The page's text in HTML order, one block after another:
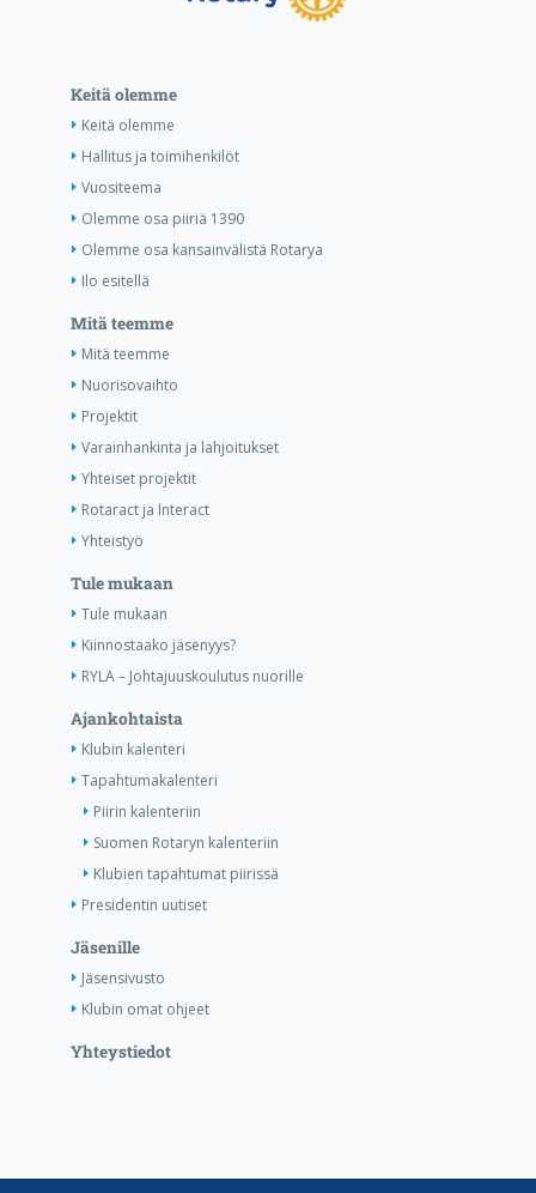
Keitä olemme
Keitä olemme
Hallitus ja toimihenkilöt
Vuositeema
Olemme osa piiriä 1390
Olemme osa kansainvälistä Rotarya
Ilo esitellä
Mitä teemme
Mitä teemme
Nuorisovaihto
Projektit
Varainhankinta ja lahjoitukset
Yhteiset projektit
Rotaract ja Interact
Yhteistyö
Tule mukaan
Tule mukaan
Kiinnostaako jäsenyys?
RYLA – Johtajuuskoulutus nuorille
Ajankohtaista
Klubin kalenteri
Tapahtumakalenteri
Piirin kalenteriin
Suomen Rotaryn kalenteriin
Klubien tapahtumat piirissä
Presidentin uutiset
Jäsenille
Jäsensivusto
Klubin omat ohjeet
Yhteystiedot